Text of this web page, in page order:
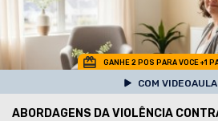
GANHE 2 POS PARA VOCE +1
COM
ABORDAGENS DA VIOLÊNCIA